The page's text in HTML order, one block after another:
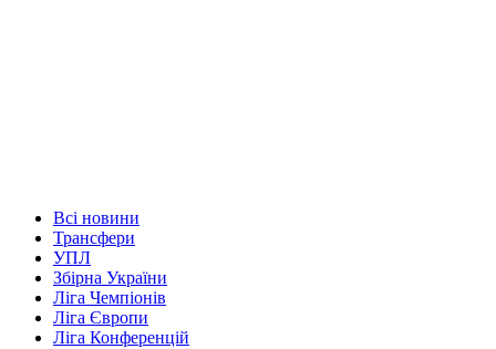
Всі новини
Трансфери
УПЛ
Збірна України
Ліга Чемпіонів
Ліга Європи
Ліга Конференцій